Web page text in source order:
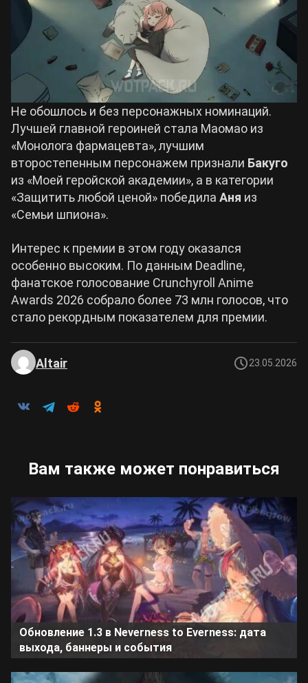
Не обошлось и без персонажных номинаций.
Лучшей главной героиней стала Маомао из
«Монолога фармацевта», лучшим
второстепенным персонажем признали Бакуго
из «Моей геройской академии», а в категории
«Защитить любой ценой» победила Аня из
«Семьи шпиона».
Интерес к премии в этом году оказался
особенно высоким. По данным Deadline,
фанатское голосование Crunchyroll Anime
Awards 2026 собрало более 73 млн голосов, что
стало рекордным показателем для премии.
Altair 23.05.2026
Вам также может понравиться
Обновление 1.3 в Neverness to Everness: дата
выхода, баннеры и события